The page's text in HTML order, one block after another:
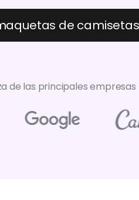
de camisetas
de las principales empresas